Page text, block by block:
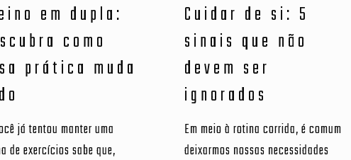
em dupla:
como
prática muda
já tentou manter uma
de exercícios sabe que,
Cuidar de si: 5
sinais que não
devem ser
ignorados
Em meio à rotina corrida, é comum
deixarmos nossas necessidades